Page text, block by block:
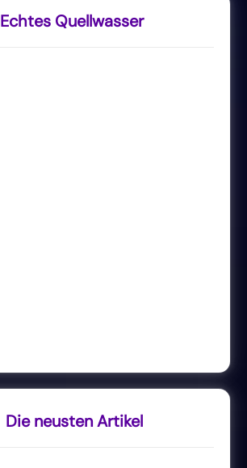
Echtes Quellwasser
Die neusten Artikel